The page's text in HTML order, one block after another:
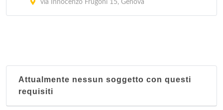
via Innocenzo Frugoni 15, Genova
Attualmente nessun soggetto con questi
requisiti